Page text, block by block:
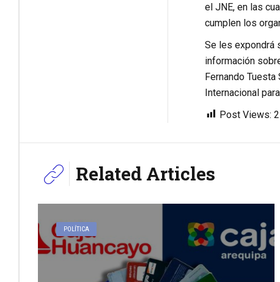
el JNE, en las
cumplen los
Se les expondrá
información
Fernando
Internacional
Post Views: 2
Related Articles
POLÍTICA